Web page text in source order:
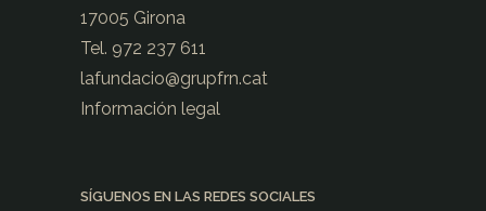
17005 Girona
Tel. 972 237 611
lafundacio@grupfrn.cat
Información legal
SÍGUENOS EN LAS REDES SOCIALES